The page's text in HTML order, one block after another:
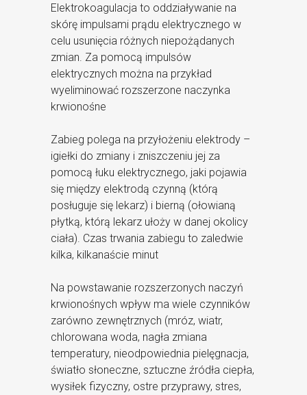
Elektrokoagulacja to oddziaływanie na
skórę impulsami prądu elektrycznego w
celu usunięcia różnych niepożądanych
zmian. Za pomocą impulsów
elektrycznych można na przykład
wyeliminować rozszerzone naczynka
krwionośne
Zabieg polega na przyłożeniu elektrody –
igiełki do zmiany i zniszczeniu jej za
pomocą łuku elektrycznego, jaki pojawia
się między elektrodą czynną (którą
posługuje się lekarz) i bierną (ołowianą
płytką, którą lekarz ułoży w danej okolicy
ciała). Czas trwania zabiegu to zaledwie
kilka, kilkanaście minut
Na powstawanie rozszerzonych naczyń
krwionośnych wpływ ma wiele czynników
zarówno zewnętrznych (mróz, wiatr,
chlorowana woda, nagła zmiana
temperatury, nieodpowiednia pielęgnacja,
światło słoneczne, sztuczne źródła ciepła,
wysiłek fizyczny, ostre przyprawy, stres,